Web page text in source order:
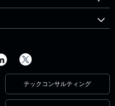
テックコンサルティング